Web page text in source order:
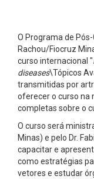
O Programa de
Rachou/Fiocruz
curso internacional "
diseases\Tópicos
transmitidas por
oferecer o curso na
completas sobre o
O curso será
Minas) e pelo Dr.
capacitar e
como estratégias
vetores e estudar